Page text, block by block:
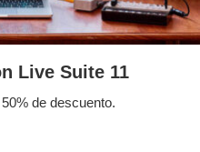
Live Suite 11
de descuento.